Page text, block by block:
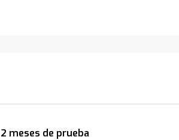
2 meses de prueba